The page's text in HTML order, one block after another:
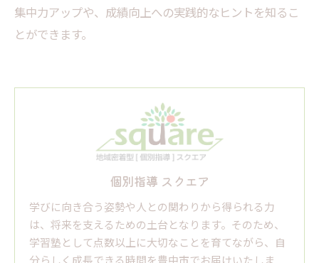
集中力アップや、成績向上への実践的なヒントを知るこ
とができます。
個別指導 スクエア
学びに向き合う姿勢や人との関わりから得られる力
は、将来を支えるための土台となります。そのため、
学習塾として点数以上に大切なことを育てながら、自
分らしく成長できる時間を豊中市でお届けいたしま